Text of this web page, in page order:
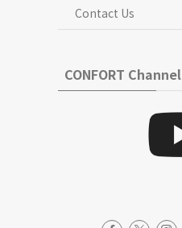
Contact Us
CONFORT Channel